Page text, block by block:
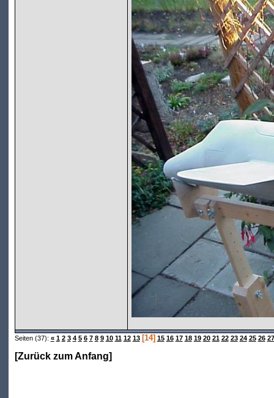
Seiten (37): « 1 2 3 4 5 6 7 8 9 10 11 12 13 [14] 15 16 17 18 19 20 21 22 23 24 25 26 27
[Zurück zum Anfang]